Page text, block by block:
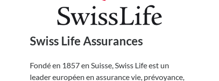
Swiss Life Assurances
Fondé en 1857 en Suisse, Swiss Life est un
leader européen en assurance vie, prévoyance,